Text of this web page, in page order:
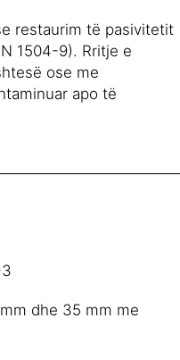
restaurim të pasivitetit
1504-9). Rritje e
ose me
apo të
dhe 35 mm me